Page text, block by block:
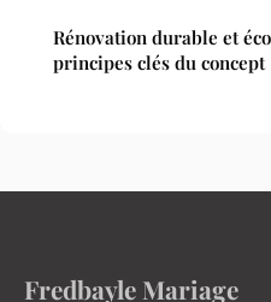
Rénovation durable et
principes clés du concept
Fredbayle Mariage